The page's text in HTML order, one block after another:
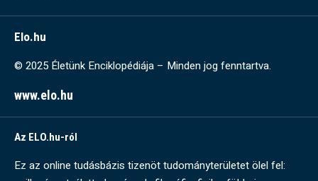
Elo.hu
© 2025 Életünk Enciklopédiája – Minden jog fenntartva.
www.elo.hu
Az ELO.hu-ról
Ez az online tudásbázis tizenöt tudományterületet ölel fel: